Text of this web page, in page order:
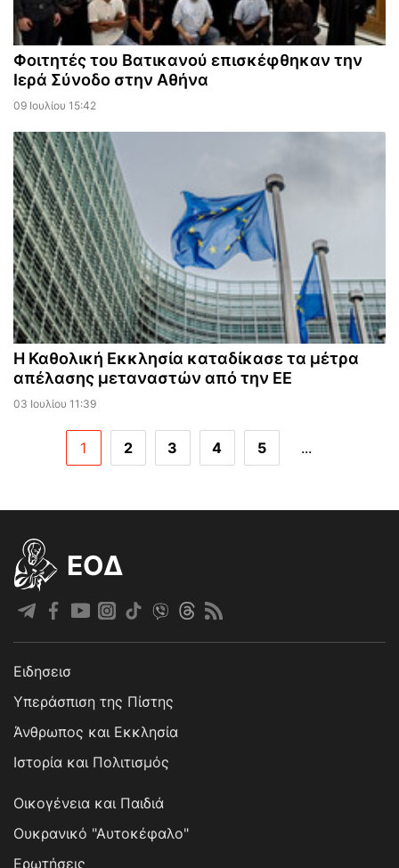
Φοιτητές του Βατικανού επισκέφθηκαν την
Ιερά Σύνοδο στην Αθήνα
09 Ιουλίου 15:42
Η Καθολική Εκκλησία καταδίκασε τα μέτρα
απέλασης μεταναστών από την ΕΕ
03 Ιουλίου 11:39
1 2 3 4 5 ...
EOΔ
Ειδησεισ
Υπεράσπιση της Πίστης
Άνθρωπος και Εκκλησία
Ιστορία και Πολιτισμός
Οικογένεια και Παιδιά
Ουκρανικό "Αυτοκέφαλο"
Ερωτήσεις